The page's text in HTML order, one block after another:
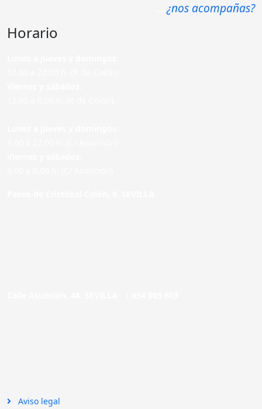
¿nos acompañas?
Horario
Aviso legal